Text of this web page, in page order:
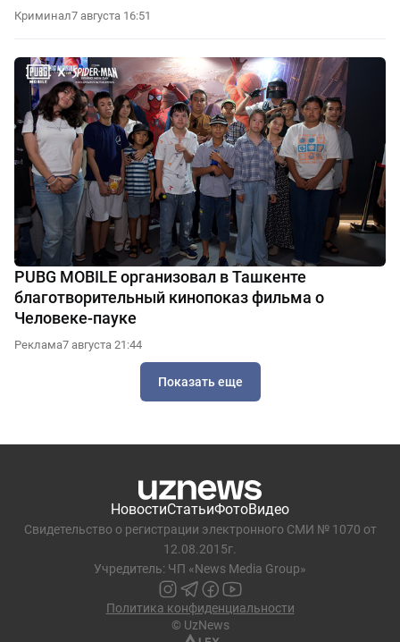
Криминал7 августа 16:51
PUBG MOBILE организовал в Ташкенте
благотворительный кинопоказ фильма о
Человеке-пауке
Реклама7 августа 21:44
Показать еще
НовостиСтатьиФотоВидео
Свидетельство о регистрации электронного СМИ № 1070 от
12.08.2015г.
Учредитель: ЧП «News Media Group»
Политика конфиденциальности
© UzNews